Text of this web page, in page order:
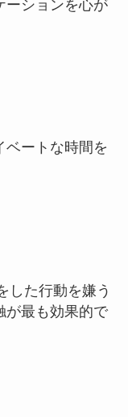
ーションを心が
ベートな時間を
した行動を嫌う
が最も効果的で